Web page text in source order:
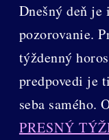
Dnešný deň je
pozorovanie.
týždenný
predpovedi je
seba samého.
PRESNÝ